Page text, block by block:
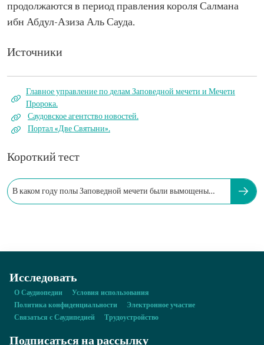
продолжаются в период правления короля Салмана
ибн Абдул-Азиза Аль Сауда.
Источники
Главное управление по делам Заповедной мечети и Мечети
Пророка.
Саудовское агентство новостей.
Портал «Две Святыни».
Короткий тест
В каком году полы Заповедной мечети были вымощены
Исследовать
О Саудиопедии
Условия использования
Политика конфиденциальности
Электронное участие
Связаться с Саудипедией
Трудоустройство
Подписаться на рассылку